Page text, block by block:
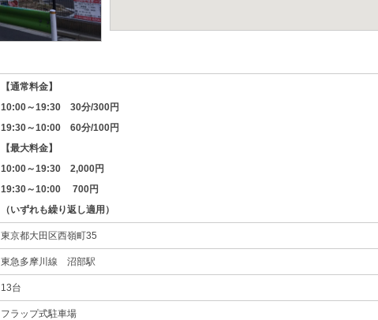
【通常料金】
10:00～19:30 30分/300円
19:30～10:00 60分/100円
【最大料金】
10:00～19:30 2,000円
19:30～10:00 700円
（いずれも繰り返し適用）
東京都大田区西嶺町35
東急多摩川線 沼部駅
13台
フラップ式駐車場